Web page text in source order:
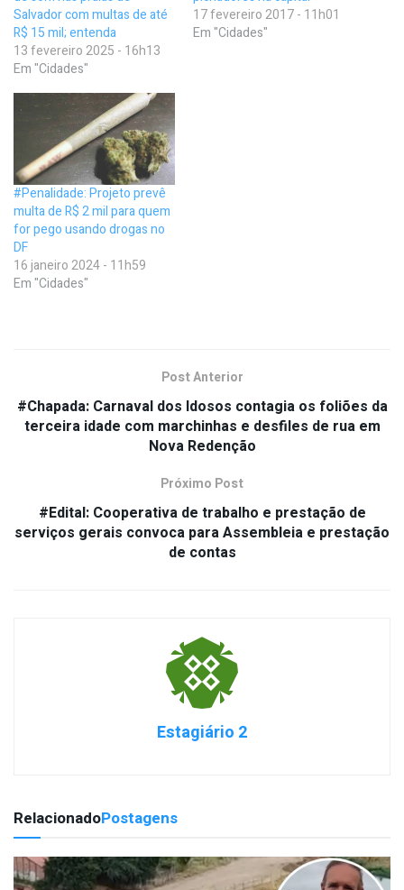
Salvador com multas de até
R$ 15 mil; entenda
13 fevereiro 2025 - 16h13
Em "Cidades"
17 fevereiro 2017 - 11h01
Em "Cidades"
#Penalidade: Projeto prevê
multa de R$ 2 mil para quem
for pego usando drogas no
DF
16 janeiro 2024 - 11h59
Em "Cidades"
Post Anterior
#Chapada: Carnaval dos Idosos contagia os foliões da
terceira idade com marchinhas e desfiles de rua em
Nova Redenção
Próximo Post
#Edital: Cooperativa de trabalho e prestação de
serviços gerais convoca para Assembleia e prestação
de contas
Estagiário 2
RelacionadoPostagens